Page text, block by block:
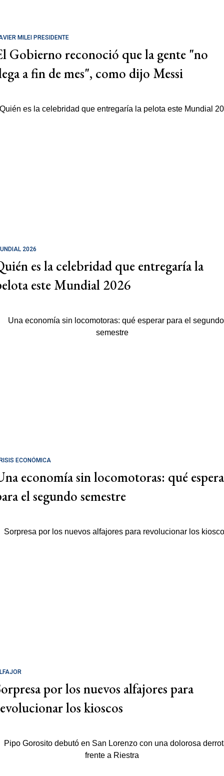
MILEI PRESIDENTE
Gobierno reconoció que la gente "no
a fin de mes", como dijo Messi
2026
es la celebridad que entregaría la
este Mundial 2026
ECONÓMICA
economía sin locomotoras: qué
el segundo semestre
por los nuevos alfajores para
los kioscos